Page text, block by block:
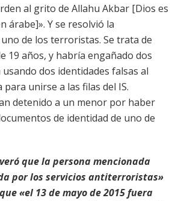
al grito de Allahu Akbar [Dios es
árabe]». Y se resolvió la
de los terroristas. Se trata de
19 años, y habría engañado dos
usando dos identidades falsas al
unirse a las filas del IS.
detenido a un menor por haber
de identidad de uno de
que la persona mencionada
por los servicios antiterroristas»
«el 13 de mayo de 2015 fuera